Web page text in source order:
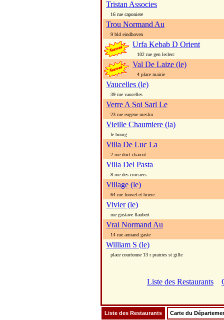
Tristan Associes
16 rue caponiere
Trou Normand Au
9 bld eindhoven
Urfa Kebab D Orient
102 rue gen leclerc
Val De Laize (le)
4 place mairie
Vaucelles (le)
39 rue vaucelles
Verre A Soi Sarl Le
23 rue eugene meslin
Vieille Chaumiere (la)
le bourg
Villa De Luc La
2 rue doct charcot
Villa Del Pasta
8 rue des croisiers
Village (le)
64 rue louvel et briere
Vivier (le)
rue gustave flaubert
Vrai Normand Au
14 rue armand gaste
William S (le)
place courtonne 13 r prairies st gille
Liste des Restaurants
Liste des Restaurants Carte du